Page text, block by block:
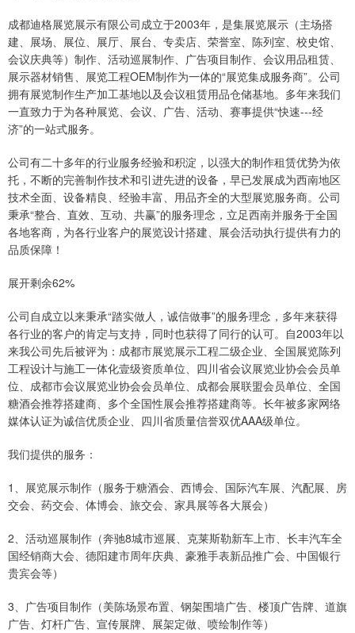
成都迪格展览展示有限公司成立于2003年，是集展览展示（主场搭
建、展场、展位、展厅、展台、专卖店、荣誉室、陈列室、校史馆、
会议庆典等）制作、活动巡展制作、广告项目制作、会议用品租赁、
展示器材销售、展览工程OEM制作为一体的“展览集成服务商”。公司
拥有展览制作生产加工基地以及会议租赁用品仓储基地。多年来我们
一直致力于为各种展览、会议、广告、活动、赛事提供“快速---经
济”的一站式服务。
公司有二十多年的行业服务经验和积淀，以强大的制作租赁优势为依
托，不断的完善制作技术和引进先进的设备，早已发展成为西南地区
技术全面、设备精良、经验丰富、用品齐全的大型展览服务商。公司
秉承“整合、直效、互动、共赢”的服务理念，立足西南并服务于全国
各地客商，为各行业客户的展览设计搭建、展会活动执行提供有力的
品质保障！
展开剩余62%
公司自成立以来秉承“踏实做人，诚信做事”的服务理念，多年来获得
各行业的客户的肯定与支持，同时也获得了同行的认可。自2003年以
来我公司先后被评为：成都市展览展示工程二级企业、全国展览陈列
工程设计与施工一体化壹级资质单位、四川省会议展览业协会会员单
位、成都市会议展览业协会会员单位、成都会展联盟会员单位、全国
糖酒会推荐搭建商、多个全国性展会推荐搭建商等。长年被多家网络
媒体认证为诚信优质企业、四川省质量信誉双优AAA级单位。
我们提供的服务：
1、展览展示制作（服务于糖酒会、西博会、国际汽车展、汽配展、房
交会、药交会、体博会、旅交会、家具展等各大展会）
2、活动巡展制作（奔驰8城市巡展、克莱斯勒新车上市、长丰汽车全
国经销商大会、德阳建市周年庆典、豪雅手表新品推广会、中国银行
贵宾会等）
3、广告项目制作（美陈场景布置、钢架围墙广告、楼顶广告牌、道旗
广告、灯杆广告、宣传展牌、展架定做、喷绘制作等）